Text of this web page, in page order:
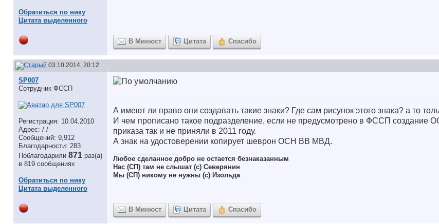
Обратиться по нику
Цитата выделенного
В Минюст Цитата Спасибо
03.10.2014, 20:12
SP007
Сотрудник ФССП
Регистрация: 10.04.2010
Адрес: / /
Сообщений: 9,912
Благодарности: 283
Поблагодарили 871 раз(а)
в 819 сообщениях
Обратиться по нику
Цитата выделенного
А имеют ли право они создавать такие знаки? Где сам рисунок этого знака? а то
И чем прописано такое подразделение, если не предусмотрено в ФССП создание
приказа так и не приняли в 2011 году.
А знак на удостоверении копирует шеврон ОСН ВВ МВД.
Любое сделанное добро не остается безнаказанным
Нас (СП) там не слышат (с) Северянин
Мы (СП) никому не нужны (с) Изольда
В Минюст Цитата Спасибо